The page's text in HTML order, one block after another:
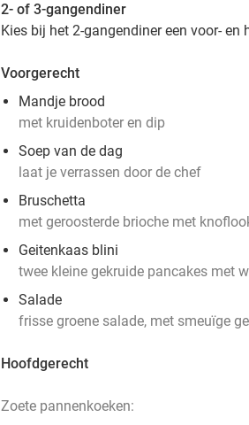
2- of 3-gangendiner
Kies bij het 2-gangendiner een voor-
Voorgerecht
Mandje brood
met kruidenboter en dip
Soep van de dag
laat je verrassen door de chef
Bruschetta
met geroosterde brioche met
Geitenkaas blini
twee kleine gekruide pancakes met
Salade
frisse groene salade, met smeuïge
Hoofdgerecht
Zoete pannenkoeken: